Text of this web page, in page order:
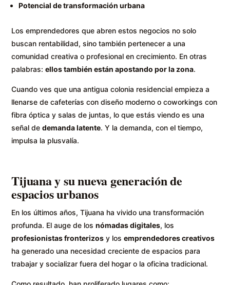
Potencial de transformación urbana
Los emprendedores que abren estos negocios no solo
buscan rentabilidad, sino también pertenecer a una
comunidad creativa o profesional en crecimiento. En otras
palabras:ellos también están apostando por la zona.
Cuando ves que una antigua colonia residencial empieza a
llenarse de cafeterías con diseño moderno o coworkings con
fibra óptica y salas de juntas, lo que estás viendo es una
señal dedemanda latente. Y la demanda, con el tiempo,
impulsa la plusvalía.
Tijuana y su nueva generación de
espacios urbanos
En los últimos años, Tijuana ha vivido una transformación
profunda. El auge de losnómadas digitales, los
profesionistas fronterizos y losemprendedores creativos
ha generado una necesidad creciente de espacios para
trabajar y socializar fuera del hogar o la oficina tradicional.